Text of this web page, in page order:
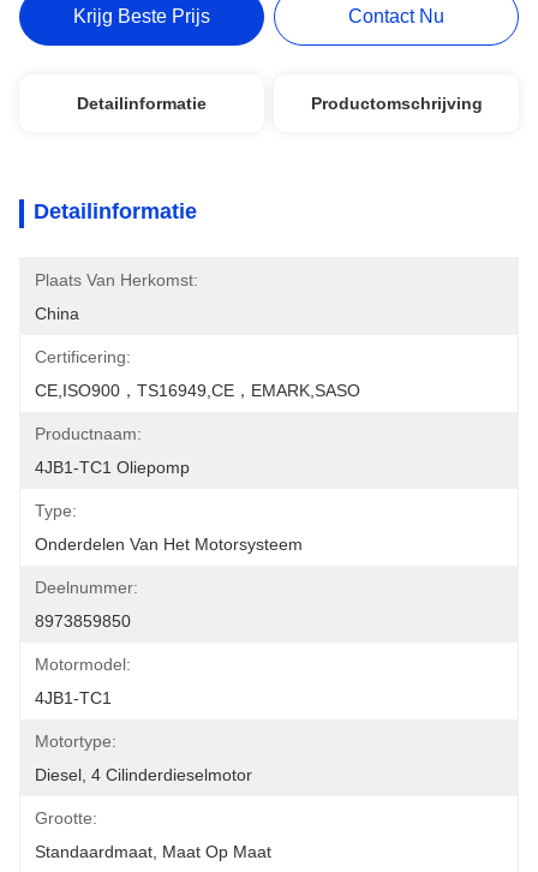
Krijg Beste Prijs Contact Nu
Detailinformatie Productomschrijving
Detailinformatie
Plaats Van Herkomst:
China
Certificering:
CE,ISO900，TS16949,CE，EMARK,SASO
Productnaam:
4JB1-TC1 Oliepomp
Type:
Onderdelen Van Het Motorsysteem
Deelnummer:
8973859850
Motormodel:
4JB1-TC1
Motortype:
Diesel, 4 Cilinderdieselmotor
Grootte:
Standaardmaat, Maat Op Maat